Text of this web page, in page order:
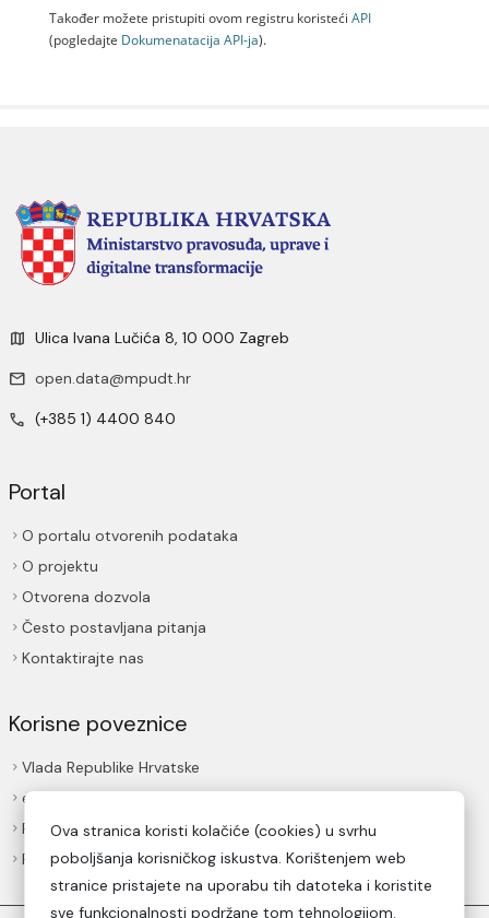
Također možete pristupiti ovom registru koristeći API
(pogledajte Dokumenаtаcijа API-jа).